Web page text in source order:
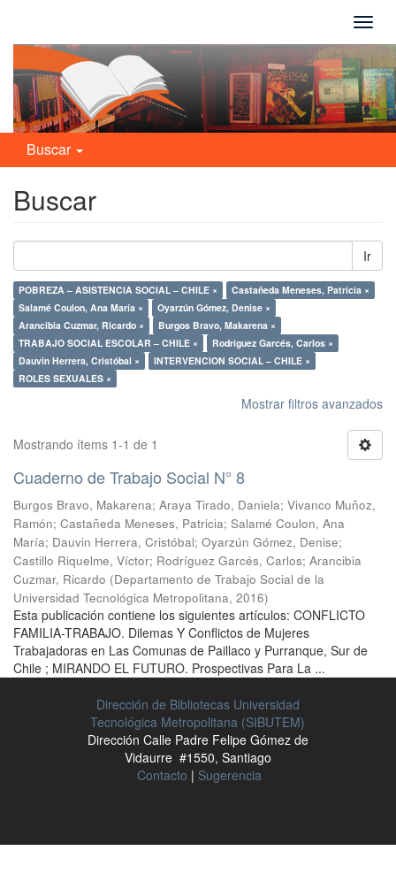
Buscar
Buscar
Ir
POBREZA – ASISTENCIA SOCIAL – CHILE ×
Castañeda Meneses, Patricia ×
Salamé Coulon, Ana María ×
Oyarzún Gómez, Denise ×
Arancibia Cuzmar, Ricardo ×
Burgos Bravo, Makarena ×
TRABAJO SOCIAL ESCOLAR – CHILE ×
Rodríguez Garcés, Carlos ×
Dauvin Herrera, Cristóbal ×
INTERVENCION SOCIAL – CHILE ×
ROLES SEXUALES ×
Mostrar filtros avanzados
Mostrando ítems 1-1 de 1
Cuaderno de Trabajo Social N° 8
Burgos Bravo, Makarena; Araya Tirado, Daniela; Vivanco Muñoz,
Ramón; Castañeda Meneses, Patricia; Salamé Coulon, Ana
María; Dauvin Herrera, Cristóbal; Oyarzún Gómez, Denise;
Castillo Riquelme, Víctor; Rodríguez Garcés, Carlos; Arancibia
Cuzmar, Ricardo (Departamento de Trabajo Social de la
Universidad Tecnológica Metropolitana, 2016)
Esta publicación contiene los siguientes artículos: CONFLICTO
FAMILIA-TRABAJO. Dilemas Y Conflictos de Mujeres
Trabajadoras en Las Comunas de Paillaco y Purranque, Sur de
Chile ; MIRANDO EL FUTURO. Prospectivas Para La ...
Dirección de Bibliotecas Universidad
Tecnológica Metropolitana (SIBUTEM)
Dirección Calle Padre Felipe Gómez de
Vidaurre #1550, Santiago
Contacto | Sugerencia